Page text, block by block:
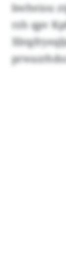
bwheiou
rzh qpv